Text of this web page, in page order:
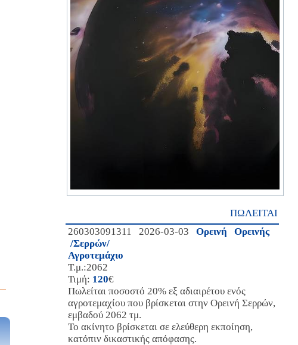
ΠΩΛΕΙΤΑΙ
260303091311 2026-03-03
Ορεινή Ορεινής
/Σερρών/
Αγροτεμάχιο
Τ.μ.:2062
Τιμή: 120€
Πωλείται ποσοστό 20% εξ αδιαιρέτου ενός
αγροτεμαχίου που βρίσκεται στην Ορεινή Σερρών,
εμβαδού 2062 τμ.
Το ακίνητο βρίσκεται σε ελεύθερη εκποίηση,
κατόπιν δικαστικής απόφασης.